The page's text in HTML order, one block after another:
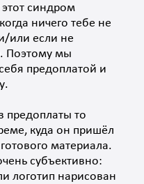
этот синдром
ничего тебе не
или если не
Поэтому мы
предоплатой и
предоплаты то
куда он пришёл
материала.
субъективно:
логотип нарисован